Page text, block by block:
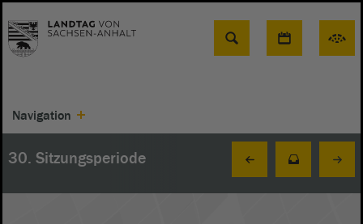
Suche
Navigation
30. Sitzungsperiode